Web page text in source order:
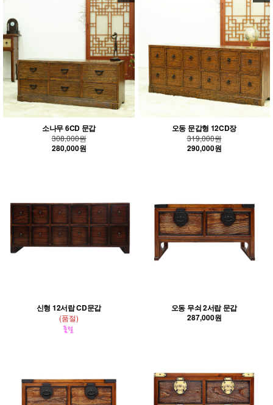
소나무 6CD 문갑
308,000원
280,000원
오동 문갑형 12CD장
319,000원
290,000원
신형 12서랍 CD문갑
(품절)
오동 무쇠 2서랍 문갑
287,000원